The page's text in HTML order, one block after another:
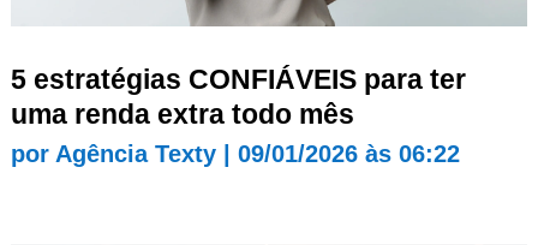
5 estratégias CONFIÁVEIS para ter
uma renda extra todo mês
por Agência Texty| 09/01/2026 às 06:22